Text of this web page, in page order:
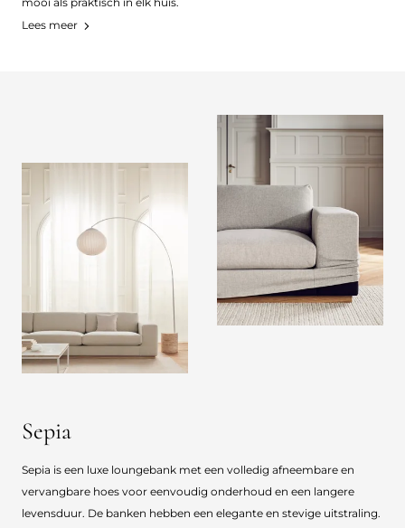
Lees meer
Sepia
Sepia is een luxe loungebank met een volledig afneembare en
vervangbare hoes voor eenvoudig onderhoud en een langere
levensduur. De banken hebben een elegante en stevige uitstraling.